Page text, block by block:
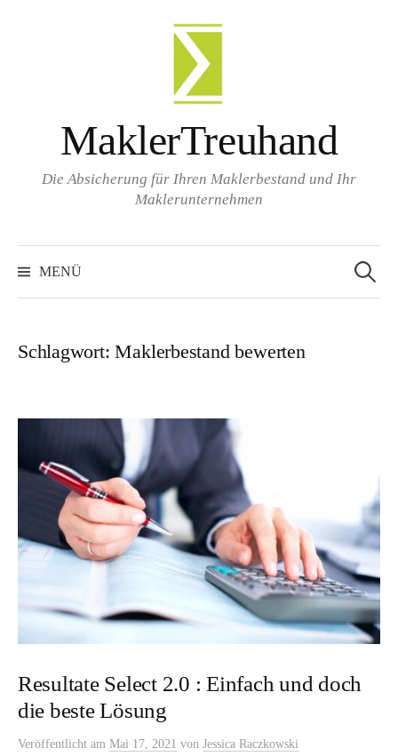
MaklerTreuhand
Die Absicherung für Ihren Maklerbestand und Ihr
Maklerunternehmen
MENÜ
nach:
Schlagwort:Maklerbestand bewerten
Resultate Select 2.0 : Einfach und doch
die beste Lösung
Veröffentlicht am Mai 17, 2021 von Jessica Raczkowski